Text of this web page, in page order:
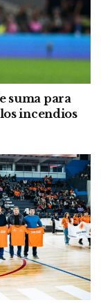
suma para
incendios